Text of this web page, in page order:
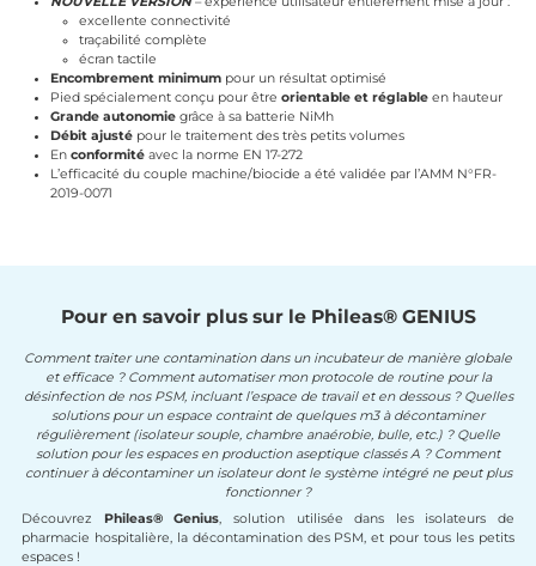
excellente connectivité
traçabilité complète
écran tactile
Encombrement minimum pour un résultat optimisé
Pied spécialement conçu pour être orientable et réglable en hauteur
Grande autonomie grâce à sa batterie NiMh
Débit ajusté pour le traitement des très petits volumes
En conformité avec la norme EN 17-272
L’efficacité du couple machine/biocide a été validée par l’AMM N°FR-
2019-0071
Pour en savoir plus sur le Phileas® GENIUS
Comment traiter une contamination dans un incubateur de manière globale
et efficace ? Comment automatiser mon protocole de routine pour la
désinfection de nos PSM, incluant l’espace de travail et en dessous ? Quelles
solutions pour un espace contraint de quelques m3 à décontaminer
régulièrement (isolateur souple, chambre anaérobie, bulle, etc.) ? Quelle
solution pour les espaces en production aseptique classés A ? Comment
continuer à décontaminer un isolateur dont le système intégré ne peut plus
fonctionner ?
Découvrez
Phileas® Genius , solution utilisée dans les isolateurs de
pharmacie hospitalière, la décontamination des PSM, et pour tous les petits
espaces !